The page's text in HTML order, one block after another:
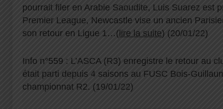
pourrait filer en Arabie Saoudite, Luis Suarez est
Premier League, Newcastle vise un ancien
son retour en Ligue 1…( lire la suite) (20/01/22)
Info n°559 : L’ASCA (R3) enregistre le retour au
était parti depuis 4 saisons au FUSC Bois-
championnat R2. (19/01/22)